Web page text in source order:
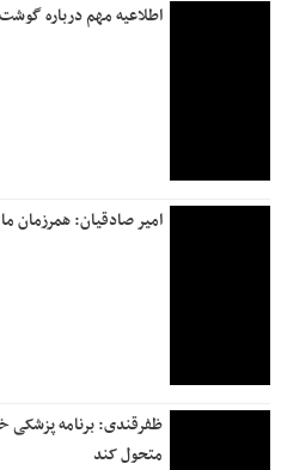
اطلاعیه مهم درباره
امیر صادقیان: همرزمان
ظفرقندی: برنامه پزشکی
متحول کند